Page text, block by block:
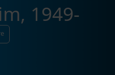
1949-